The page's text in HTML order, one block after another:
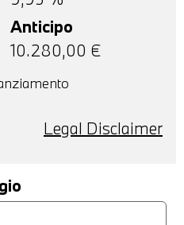
Anticipo
10.280,00 €
Legal Disclaimer